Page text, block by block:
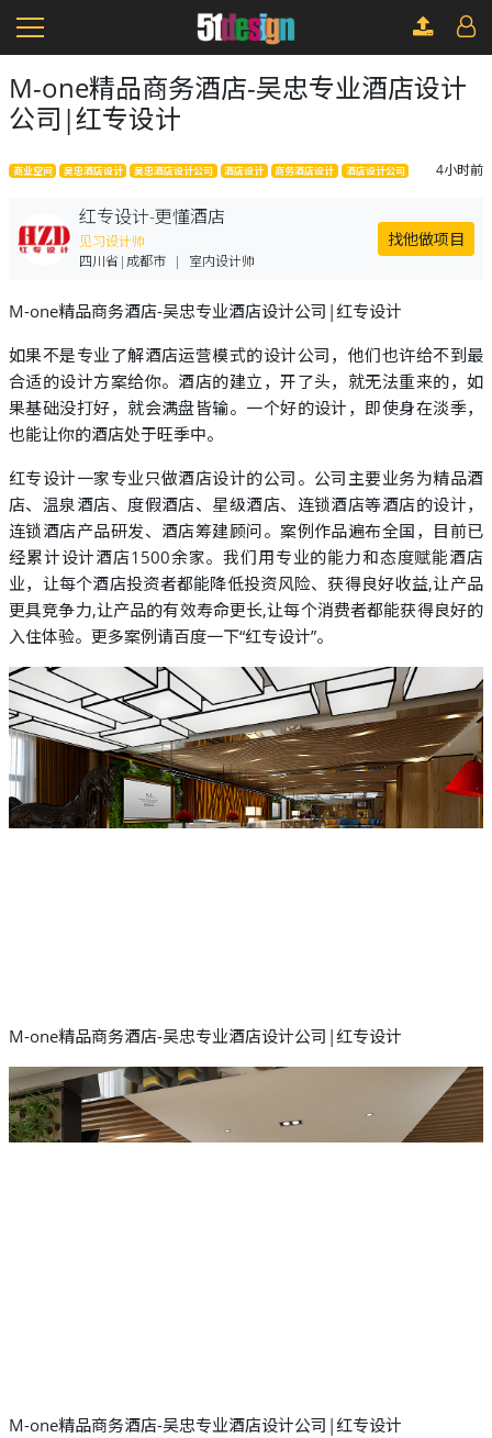
M-one精品商务酒店-吴忠专业酒店设计
公司|红专设计
商业空间 吴忠酒店设计 吴忠酒店设计公司 酒店设计 商务酒店设计 酒店设计公司 4小时前
红专设计-更懂酒店
见习设计师
四川省|成都市 | 室内设计师
找他做项目
M-one精品商务酒店-吴忠专业酒店设计公司|红专设计
如果不是专业了解酒店运营模式的设计公司，他们也许给不到最
合适的设计方案给你。酒店的建立，开了头，就无法重来的，如
果基础没打好，就会满盘皆输。一个好的设计，即使身在淡季，
也能让你的酒店处于旺季中。
红专设计一家专业只做酒店设计的公司。公司主要业务为精品酒
店、温泉酒店、度假酒店、星级酒店、连锁酒店等酒店的设计，
连锁酒店产品研发、酒店筹建顾问。案例作品遍布全国，目前已
经累计设计酒店1500余家。我们用专业的能力和态度赋能酒店
业，让每个酒店投资者都能降低投资风险、获得良好收益,让产品
更具竞争力,让产品的有效寿命更长,让每个消费者都能获得良好的
入住体验。更多案例请百度一下“红专设计”。
M-one精品商务酒店-吴忠专业酒店设计公司|红专设计
M-one精品商务酒店-吴忠专业酒店设计公司|红专设计